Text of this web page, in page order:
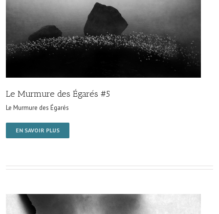
Le Murmure des Égarés #5
Le Murmure des Égarés
EN SAVOIR PLUS